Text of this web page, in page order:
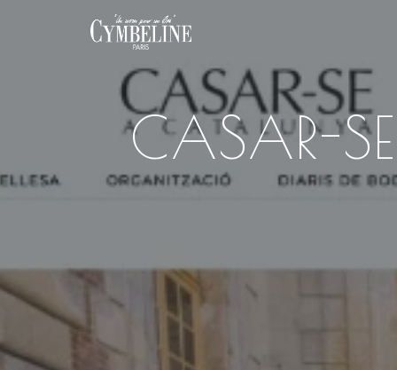
CASAR-